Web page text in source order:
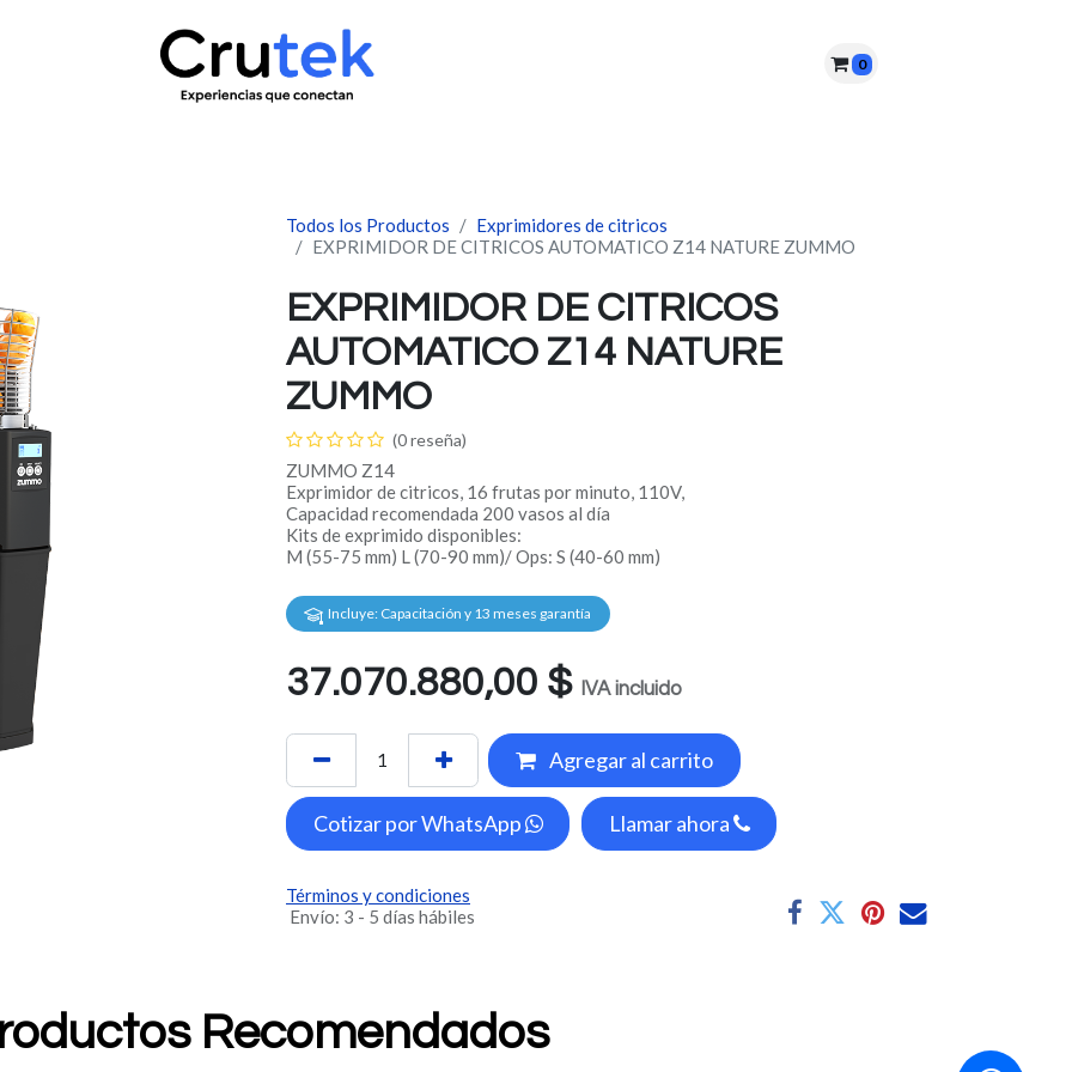
0
Todos los Productos
Exprimidores de citricos
EXPRIMIDOR DE CITRICOS AUTOMATICO Z14 NATURE ZUMMO
EXPRIMIDOR DE CITRICOS
AUTOMATICO Z14 NATURE
ZUMMO
(0 reseña)
ZUMMO Z14
Exprimidor de citricos, 16 frutas por minuto, 110V,
Capacidad recomendada 200 vasos al día
Kits de exprimido disponibles:
M (55-75 mm) L (70-90 mm)/ Ops: S (40-60 mm)
Incluye: Capacitación y 13meses garantía
37.070.880,00 $ IVA incluido
Agregar al carrito
Cotizar por WhatsApp Llamar ahora
Términos y condiciones
Envío: 3 - 5 días hábiles
Recomendados